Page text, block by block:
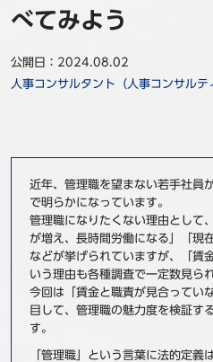
出版
事
セミ
べてみよう
公開日：2024.08.02
人事コンサルタント（人事コンサルテ
近年、管理職を望まない若手社員
で明らかになっています。
管理職になりたくない理由として
が増え、長時間労働になる」「現
などが挙げられていますが、「賃
いう理由も各種調査で一定数見ら
今回は「賃金と職責が見合ってい
目して、管理職の魅力度を検証す
す。
「管理職」という言葉に法的定義